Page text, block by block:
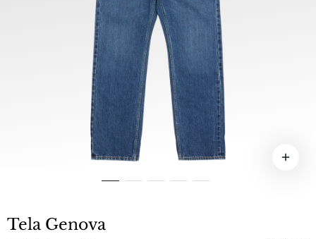
Tela Genova